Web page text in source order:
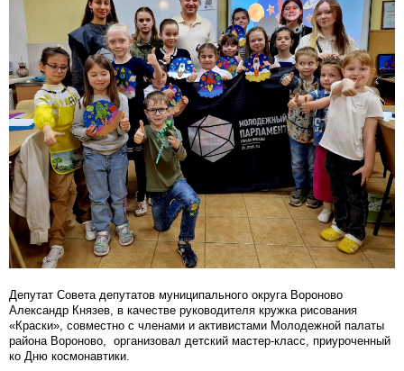
Депутат Совета депутатов муниципального округа Вороново
Александр Князев, в качестве руководителя кружка рисования
«Краски», совместно с членами и активистами Молодежной палаты
района Вороново, организовал детский мастер-класс, приуроченный
ко Дню космонавтики.